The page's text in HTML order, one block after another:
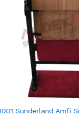
Sunderland Amfi